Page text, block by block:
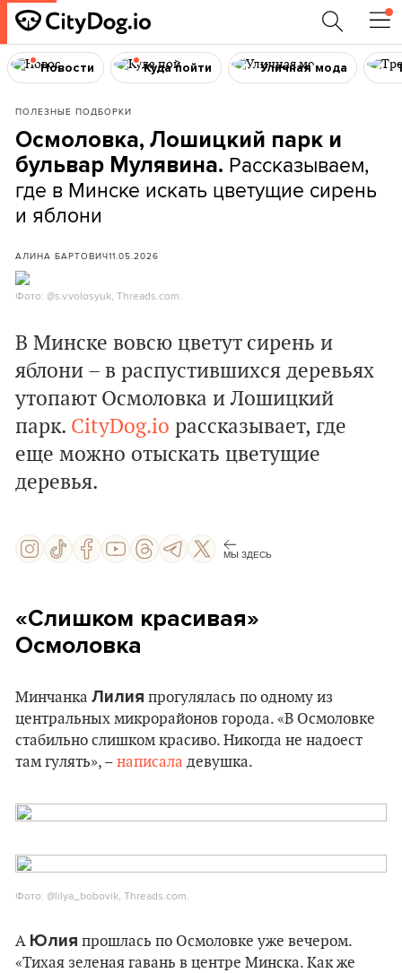
Новости Куда пойти Уличная мода
ПОЛЕЗНЫЕ ПОДБОРКИ
Осмоловка, Лошицкий парк и
бульвар Мулявина. Рассказываем,
где в Минске искать цветущие сирень
и яблони
АЛИНА БАРТОВИЧ11.05.2026
Фото: @s.v.volosyuk, Threads.com.
В Минске вовсю цветут сирень и
яблони – в распустившихся деревьях
утопают Осмоловка и Лошицкий
парк. CityDog.io рассказывает, где
еще можно отыскать цветущие
деревья.
МЫ ЗДЕСЬ
«Слишком красивая»
Осмоловка
Минчанка Лилия прогулялась по одному из
центральных микрорайонов города. «В Осмоловке
стабильно слишком красиво. Никогда не надоест
там гулять», – написала девушка.
Фото: @lilya_bobovik, Threads.com.
А Юлия прошлась по Осмоловке уже вечером.
«Тихая зеленая гавань в центре Минска. Как же